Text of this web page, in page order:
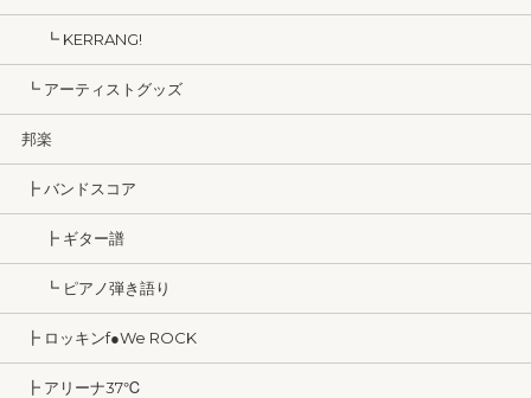
┗ KERRANG!
┗ アーティストグッズ
邦楽
┣ バンドスコア
┣ ギター譜
┗ ピアノ弾き語り
┣ ロッキンf●We ROCK
┣ アリーナ37℃